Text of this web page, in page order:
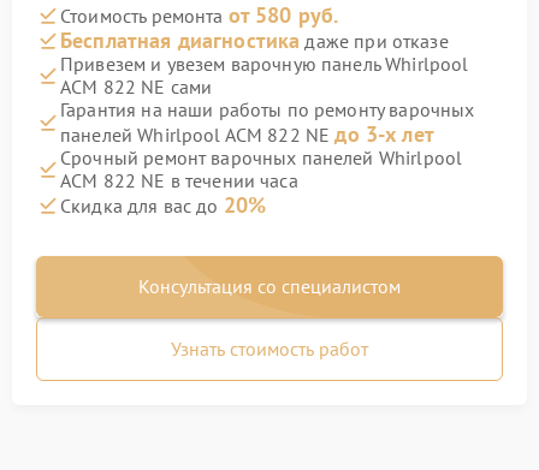
Стоимость ремонта от 580 руб.
Бесплатная диагностика даже при отказе
Привезем и увезем варочную панель Whirlpool
ACM 822 NE сами
Гарантия на наши работы по ремонту варочных
панелей Whirlpool ACM 822 NEдо 3-х лет
Срочный ремонт варочных панелей Whirlpool
ACM 822 NE в течении часа
Скидка для вас до 20%
Консультация со специалистом
Узнать стоимость работ